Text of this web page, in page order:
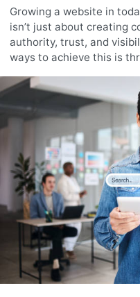
Growing a website in
isn’t just about creating
authority, trust, and
ways to achieve this is